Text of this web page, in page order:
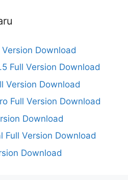
Download
Full Version Download
Version Download
Full Version Download
Download
Full Version Download
Download